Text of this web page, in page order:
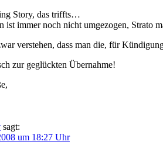
Story, das triffts…
ist immer noch nicht umgezogen, Strato
verstehen, dass man die, für
zur geglückten Übernahme!
sagt:
um 18:27 Uhr